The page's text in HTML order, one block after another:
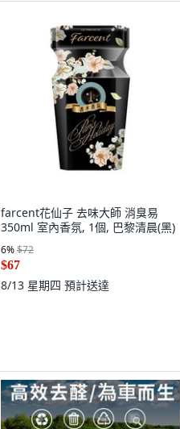
farcent花仙子 去味大師 消臭易
350ml 室內香氛, 1個, 巴黎清晨(黑)
6%$72
$67
8/13 星期四 預計送達